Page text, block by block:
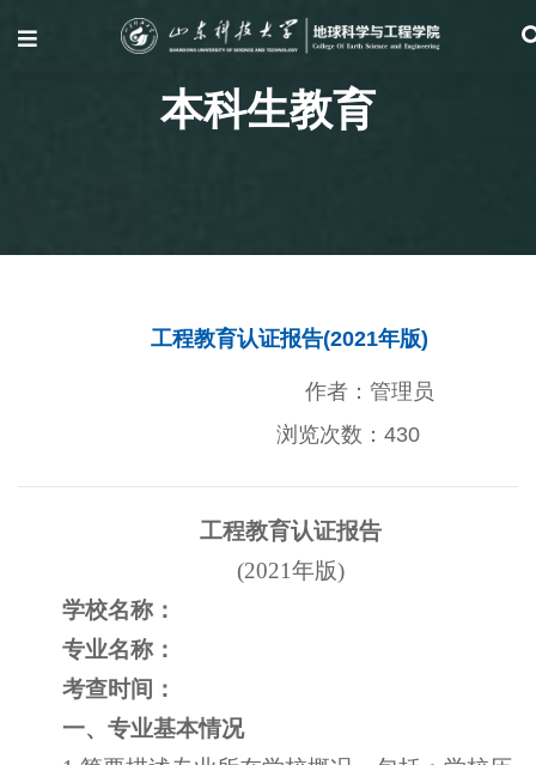
本科生教育
工程教育认证报告​(2021年版)
作者：管理员
浏览次数： 430
工程教育认证报告
(2021年版)
学校名称：
专业名称：
考查时间：
一、专业基本情况